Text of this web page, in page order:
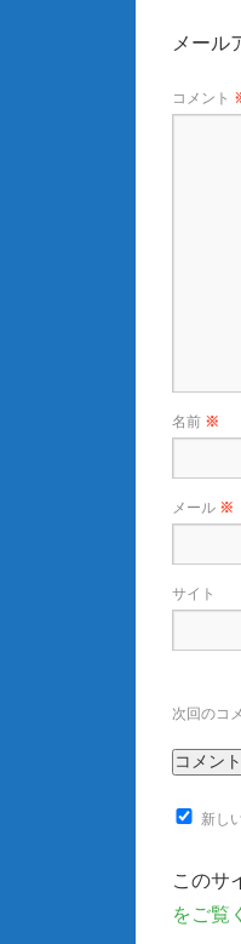
メール
コメント
名前 ※
メール ※
サイト
次回のコ
新し
このサ
をご覧